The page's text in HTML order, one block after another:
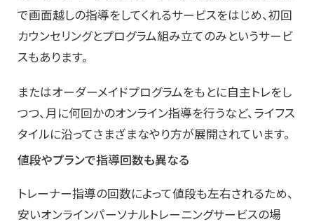
で画面越しの指導をしてくれるサービスをはじめ、初回
カウンセリングとプログラム組み立てのみというサービ
スもあります。
またはオーダーメイドプログラムをもとに自主トレをし
つつ、月に何回かのオンライン指導を行うなど、ライフス
タイルに沿ってさまざまなやり方が展開されています。
値段やプランで指導回数も異なる
トレーナー指導の回数によって値段も左右されるため、
安いオンラインパーソナルトレーニングサービスの場